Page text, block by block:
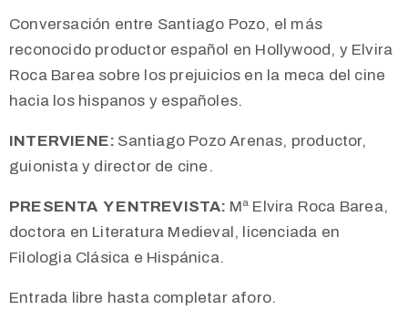
Conversación entre Santiago Pozo, el más
reconocido productor español en Hollywood, y Elvira
Roca Barea sobre los prejuicios en la meca del cine
hacia los hispanos y españoles.
INTERVIENE: Santiago Pozo Arenas, productor,
guionista y director de cine.
PRESENTA Y ENTREVISTA: Mª Elvira Roca Barea,
doctora en Literatura Medieval, licenciada en
Filologia Clásica e Hispánica.
Entrada libre hasta completar aforo.